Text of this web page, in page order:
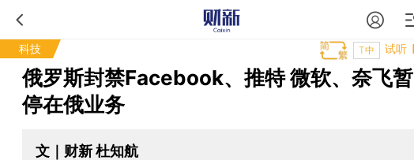
科技 试听
T中
俄罗斯封禁Facebook、推特 微软、奈飞暂
停在俄业务
文｜财新 杜知航